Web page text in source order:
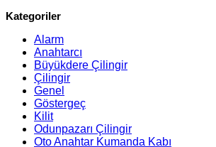
Kategoriler
Alarm
Anahtarcı
Büyükdere Çilingir
Çilingir
Genel
Göstergeç
Kilit
Odunpazarı Çilingir
Oto Anahtar Kumanda Kabı